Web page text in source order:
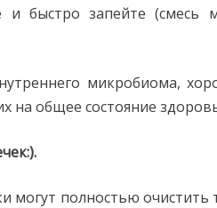
быстро запейте (смесь
микробиома,
на общее состояние
могут полностью